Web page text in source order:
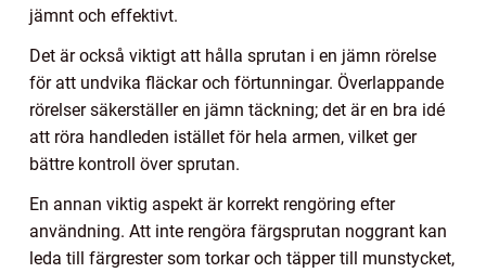
jämnt och effektivt.
Det är också viktigt att hålla sprutan i en jämn rörelse
för att undvika fläckar och förtunningar. Överlappande
rörelser säkerställer en jämn täckning; det är en bra idé
att röra handleden istället för hela armen, vilket ger
bättre kontroll över sprutan.
En annan viktig aspekt är korrekt rengöring efter
användning. Att inte rengöra färgsprutan noggrant kan
leda till färgrester som torkar och täpper till munstycket,